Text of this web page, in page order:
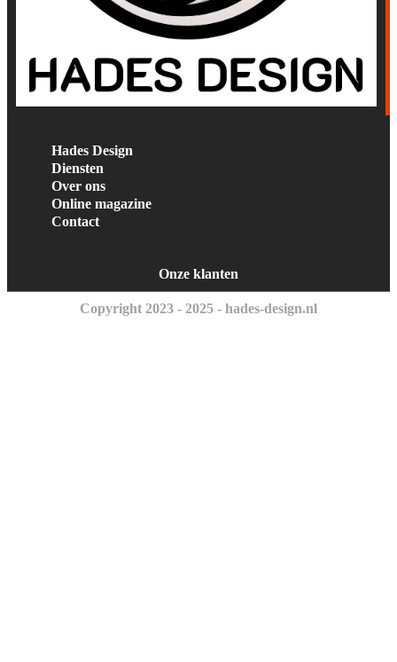
Hades Design
Diensten
Over ons
Online magazine
Contact
Onze klanten
Copyright 2023 - 2025 - hades-design.nl